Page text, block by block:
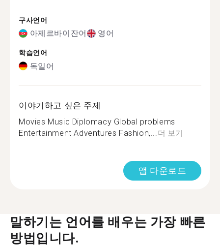
구사언어
아제르바이잔어 영어
학습언어
독일어
이야기하고 싶은 주제
Movies Music Diplomacy Global problems
Entertainment Adventures Fashion,... 더 보기
앱 다운로드
말하기는 언어를 배우는 가장 빠른
방법입니다.